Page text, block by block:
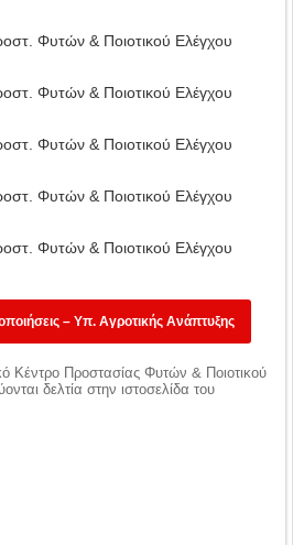
Φυτών & Ποιοτικού Ελέγχου
Φυτών & Ποιοτικού Ελέγχου
Φυτών & Ποιοτικού Ελέγχου
Φυτών & Ποιοτικού Ελέγχου
Φυτών & Ποιοτικού Ελέγχου
– Υπ. Αγροτικής Ανάπτυξης
Κέντρο Προστασίας Φυτών & Ποιοτικού
δελτία στην ιστοσελίδα του